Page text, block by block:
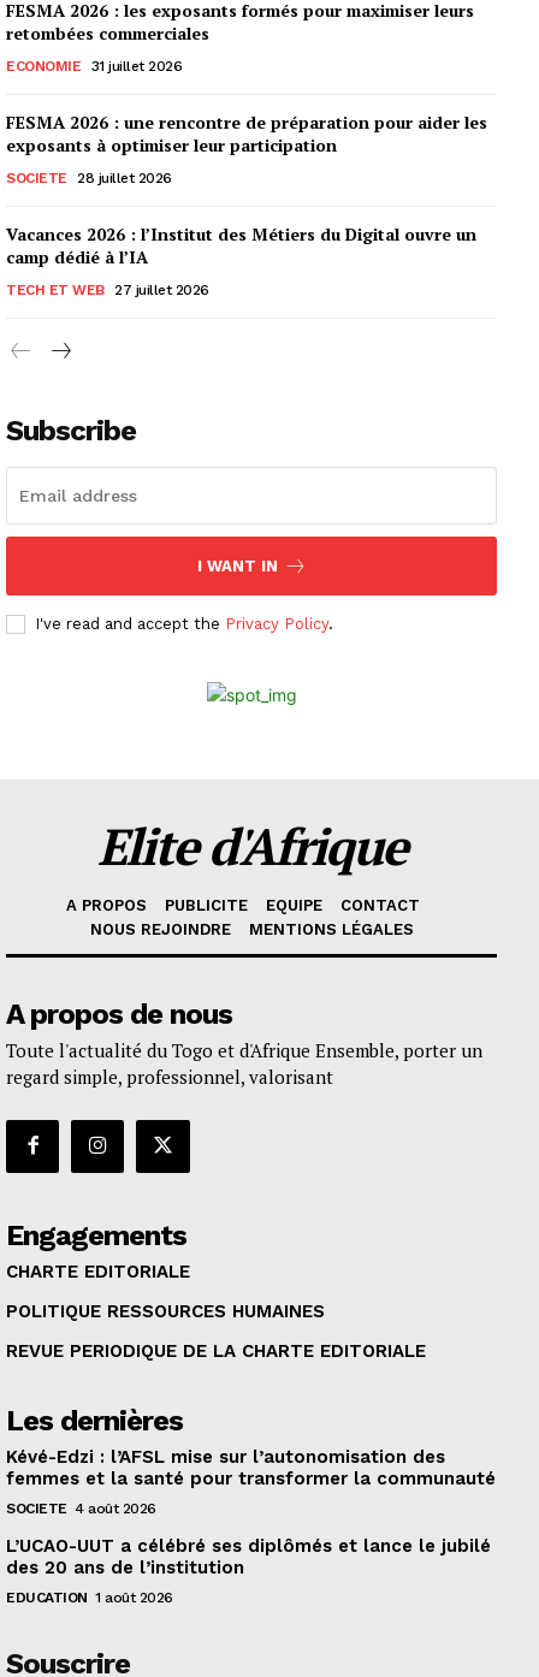
FESMA 2026 : les exposants formés pour maximiser leurs
retombées commerciales
ECONOMIE 31 juillet 2026
FESMA 2026 : une rencontre de préparation pour aider les
exposants à optimiser leur participation
SOCIETE 28 juillet 2026
Vacances 2026 : l’Institut des Métiers du Digital ouvre un
camp dédié à l’IA
TECH ET WEB 27 juillet 2026
Subscribe
I WANT IN
I've read and accept the Privacy Policy.
Elite d'Afrique
A PROPOS PUBLICITE EQUIPE
CONTACT
NOUS REJOINDRE
MENTIONS LÉGALES
A propos de nous
Toute l'actualité du Togo et d'Afrique Ensemble, porter un
regard simple, professionnel, valorisant
Engagements
CHARTE EDITORIALE
POLITIQUE RESSOURCES HUMAINES
REVUE PERIODIQUE DE LA CHARTE EDITORIALE
Les dernières
Kévé-Edzi : l’AFSL mise sur l’autonomisation des
femmes et la santé pour transformer la communauté
SOCIETE 4 août 2026
L’UCAO-UUT a célébré ses diplômés et lance le jubilé
des 20 ans de l’institution
EDUCATION 1 août 2026
Souscrire